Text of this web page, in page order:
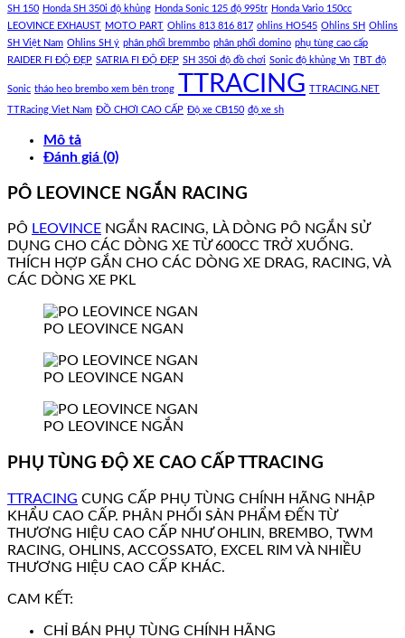
SH 150 Honda SH 350i độ khủng Honda Sonic 125 độ 995tr Honda Vario 150cc
LEOVINCE EXHAUST MOTO PART Ohlins 813 816 817 ohlins HO545 Ohlins SH Ohlins
SH Việt Nam Ohlins SH ý phân phối bremmbo phân phối domino phụ tùng cao cấp
RAIDER FI ĐỘ ĐẸP SATRIA FI ĐỘ ĐẸP SH 350i độ đồ chơi Sonic độ khủng Vn TBT độ
Sonic tháo heo brembo xem bên trong TTRACING TTRACING.NET
TTRacing Viet Nam ĐỒ CHƠI CAO CẤP Độ xe CB150 độ xe sh
Mô tả
Đánh giá (0)
PÔ LEOVINCE NGẮN RACING
PÔ LEOVINCE NGẮN RACING, LÀ DÒNG PÔ NGẮN SỬ
DỤNG CHO CÁC DÒNG XE TỪ 600CC TRỞ XUỐNG.
THÍCH HỢP GẮN CHO CÁC DÒNG XE DRAG, RACING, VÀ
CÁC DÒNG XE PKL
PO LEOVINCE NGAN
PO LEOVINCE NGAN
PO LEOVINCE NGẮN
PHỤ TÙNG ĐỘ XE CAO CẤP TTRACING
TTRACING CUNG CẤP PHỤ TÙNG CHÍNH HÃNG NHẬP
KHẨU CAO CẤP. PHÂN PHỐI SẢN PHẨM ĐẾN TỪ
THƯƠNG HIỆU CAO CẤP NHƯ OHLIN, BREMBO, TWM
RACING, OHLINS, ACCOSSATO, EXCEL RIM VÀ NHIỀU
THƯƠNG HIỆU CAO CẤP KHÁC.
CAM KẾT:
CHỈ BÁN PHỤ TÙNG CHÍNH HÃNG